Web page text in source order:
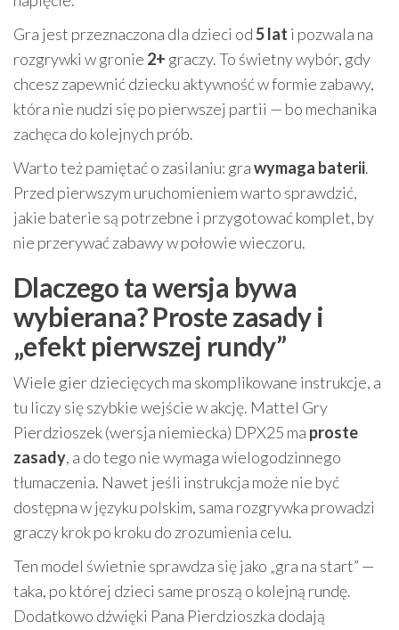
Gra jest przeznaczona dla dzieci od5 lat i pozwala na
rozgrywki w gronie 2+ graczy. To świetny wybór, gdy
chcesz zapewnić dziecku aktywność w formie zabawy,
która nie nudzi się po pierwszej partii — bo mechanika
zachęca do kolejnych prób.
Warto też pamiętać o zasilaniu: grawymaga baterii.
Przed pierwszym uruchomieniem warto sprawdzić,
jakie baterie są potrzebne i przygotować komplet, by
nie przerywać zabawy w połowie wieczoru.
Dlaczego ta wersja bywa
wybierana? Proste zasady i
„efekt pierwszej rundy”
Wiele gier dziecięcych ma skomplikowane instrukcje, a
tu liczy się szybkie wejście w akcję. Mattel Gry
Pierdzioszek (wersja niemiecka) DPX25 ma proste
zasady, a do tego nie wymaga wielogodzinnego
tłumaczenia. Nawet jeśli instrukcja może nie być
dostępna w języku polskim, sama rozgrywka prowadzi
graczy krok po kroku do zrozumienia celu.
Ten model świetnie sprawdza się jako „gra na start” —
taka, po której dzieci same proszą o kolejną rundę.
Dodatkowo dźwięki Pana Pierdzioszka dodają